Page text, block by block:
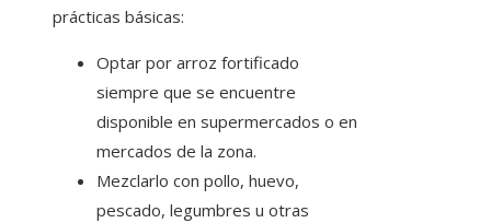
prácticas básicas:
Optar por arroz fortificado
siempre que se encuentre
disponible en supermercados o en
mercados de la zona.
Mezclarlo con pollo, huevo,
pescado, legumbres u otras